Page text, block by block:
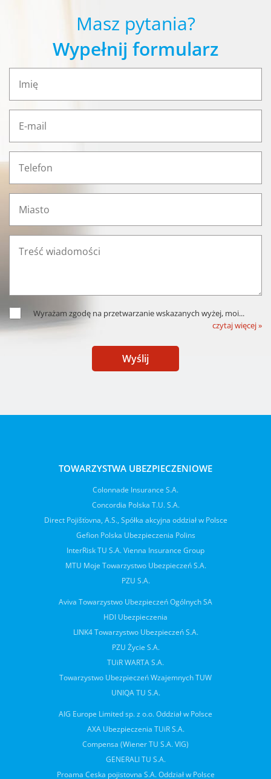
Masz pytania?
Wypełnij formularz
Wyrażam zgodę na przetwarzanie wskazanych wyżej, moi...
czytaj więcej »
Wyślij
TOWARZYSTWA UBEZPIECZENIOWE
Colonnade Insurance S.A.
Concordia Polska T.U. S.A.
Direct Pojišťovna, A.S., Spółka akcyjna oddział w Polsce
Gefion Polska Ubezpieczenia Polins
InterRisk TU S.A. Vienna Insurance Group
MTU Moje Towarzystwo Ubezpieczeń S.A.
PZU S.A.
Aviva Towarzystwo Ubezpieczeń Ogólnych SA
HDI Ubezpieczenia
LINK4 Towarzystwo Ubezpieczeń S.A.
PZU Życie S.A.
TUiR WARTA S.A.
Towarzystwo Ubezpieczeń Wzajemnych TUW
UNIQA TU S.A.
AIG Europe Limited sp. z o.o. Oddział w Polsce
AXA Ubezpieczenia TUiR S.A.
Compensa (Wiener TU S.A. VIG)
GENERALI TU S.A.
Proama Ceska pojistovna S.A. Oddział w Polsce